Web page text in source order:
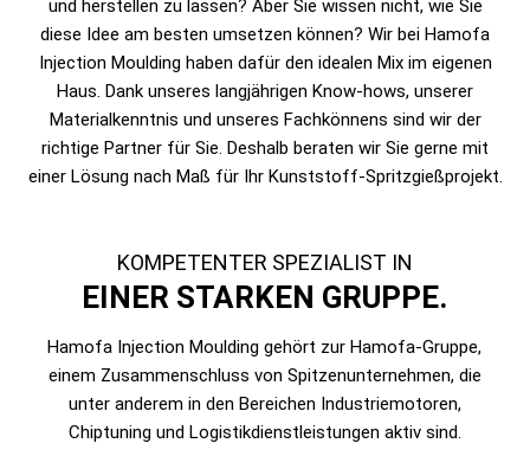
und herstellen zu lassen? Aber Sie wissen nicht, wie Sie
diese Idee am besten umsetzen können? Wir bei Hamofa
Injection Moulding haben dafür den idealen Mix im eigenen
Haus. Dank unseres langjährigen Know-hows, unserer
Materialkenntnis und unseres Fachkönnens sind wir der
richtige Partner für Sie. Deshalb beraten wir Sie gerne mit
einer Lösung nach Maß für Ihr Kunststoff-Spritzgießprojekt.
KOMPETENTER SPEZIALIST IN
EINER STARKEN GRUPPE.
Hamofa Injection Moulding gehört zur Hamofa-Gruppe,
einem Zusammenschluss von Spitzenunternehmen, die
unter anderem in den Bereichen Industriemotoren,
Chiptuning und Logistikdienstleistungen aktiv sind.